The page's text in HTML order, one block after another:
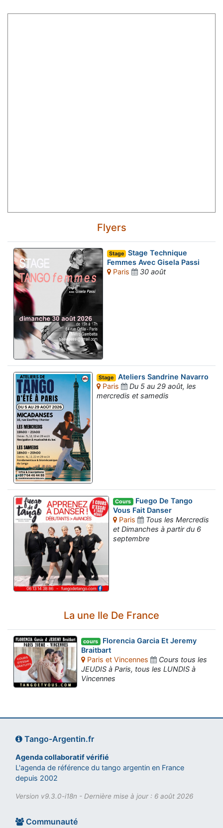
Flyers
Stage
Stage Technique
Femmes Avec Gisela Passi
Paris
30 août
Stage Ateliers Sandrine Navarro
Paris
Du 5 au 29 août, les
mercredis et samedis
Cours Fuego De Tango
Vous Fait Danser
Paris
Tous les Mercredis
et Dimanches à partir du 6
septembre
La une Ile De France
cours Florencia Garcia Et Jeremy
Braitbart
Paris et Vincennes
Cours tous les
JEUDIS à Paris, tous les LUNDIS à
Vincennes
Tango-Argentin.fr
Agenda collaboratif vérifié
L'agenda de référence du tango argentin en France
depuis 2002
Version v9.3.0-i18n - Dernière mise à jour : 6 août 2026
Communauté